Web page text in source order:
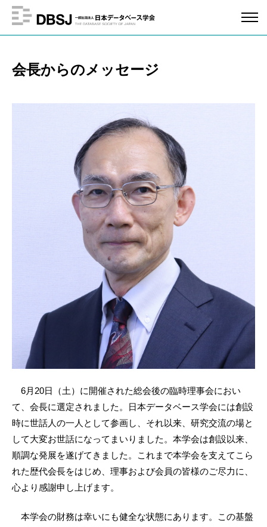
会長からのメッセージ
6月20日（土）に開催された総会後の臨時理事会におい
て、会長に選定されました。日本データベース学会には創設
時に世話人の一人として参画し、それ以来、研究交流の場と
して大変お世話になってまいりました。本学会は創設以来、
順調な発展を遂げてきました。これまで本学会を支えてこら
れた歴代会長をはじめ、理事および会員の皆様のご尽力に、
心より感謝申し上げます。
本学会の財務は幸いにも健全な状態にあります。この基盤